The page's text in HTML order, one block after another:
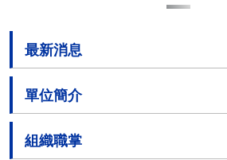
最新消息
單位簡介
組織職掌